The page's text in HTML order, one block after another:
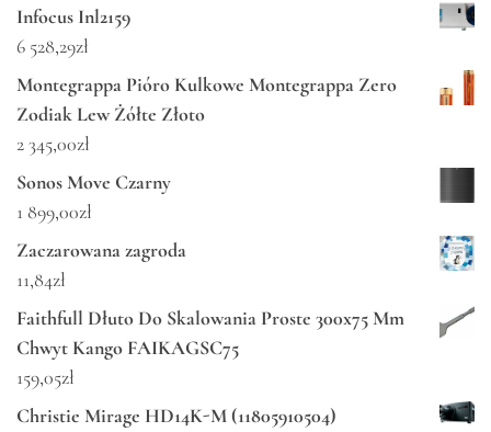
Infocus Inl2159
6 528,29zł
Montegrappa Pióro Kulkowe Montegrappa Zero
Zodiak Lew Żółte Złoto
2 345,00zł
Sonos Move Czarny
1 899,00zł
Zaczarowana zagroda
11,84zł
Faithfull Dłuto Do Skalowania Proste 300x75 Mm
Chwyt Kango FAIKAGSC75
159,05zł
Christie Mirage HD14K-M (11805910504)